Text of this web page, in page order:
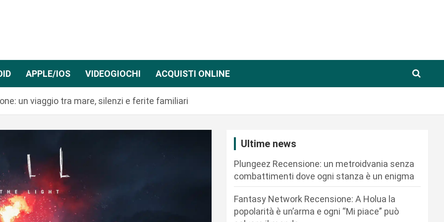
APPLE/IOS VIDEOGIOCHI ACQUISTI ONLINE
un viaggio tra mare, silenzi e ferite familiari
Ultime news
Plungeez Recensione: un metroidvania senza
combattimenti dove ogni stanza è un enigma
Fantasy Network Recensione: A Holua la
popolarità è un’arma e ogni “Mi piace” può